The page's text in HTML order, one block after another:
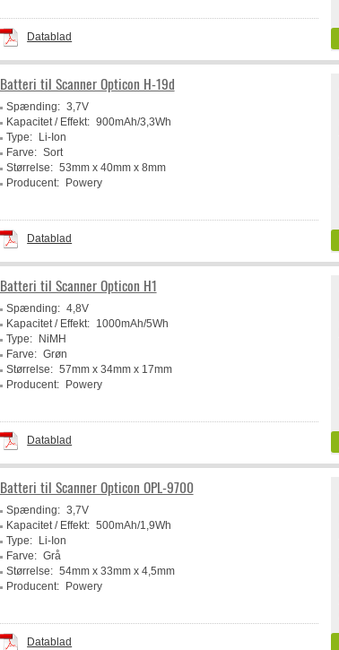
Datablad
Batteri til Scanner Opticon H-19d
Spænding: 3,7V
Kapacitet / Effekt: 900mAh/3,3Wh
Type:
Li-Ion
Farve: Sort
Størrelse: 53mm x 40mm x 8mm
Producent:
Powery
Datablad
Batteri til Scanner Opticon H1
Spænding: 4,8V
Kapacitet / Effekt:
1000mAh/5Wh
Type:
NiMH
Farve: Grøn
Størrelse: 57mm x 34mm x 17mm
Producent:
Powery
Datablad
Batteri til Scanner Opticon OPL-9700
Spænding: 3,7V
Kapacitet / Effekt: 500mAh/1,9Wh
Type:
Li-Ion
Farve: Grå
Størrelse: 54mm x 33mm x 4,5mm
Producent:
Powery
Datablad